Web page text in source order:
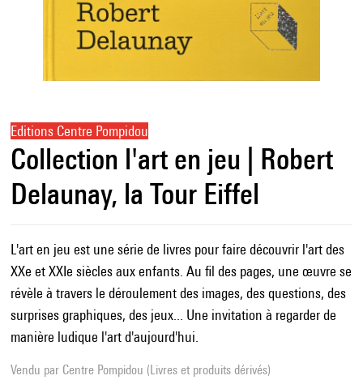
Editions Centre Pompidou
Collection l'art en jeu | Robert
Delaunay, la Tour Eiffel
L'art en jeu est une série de livres pour faire découvrir l'art des
XXe et XXIe siècles aux enfants. Au fil des pages, une œuvre se
révèle à travers le déroulement des images, des questions, des
surprises graphiques, des jeux... Une invitation à regarder de
manière ludique l'art d'aujourd'hui.
Vendu par Centre Pompidou (Livres et produits dérivés)